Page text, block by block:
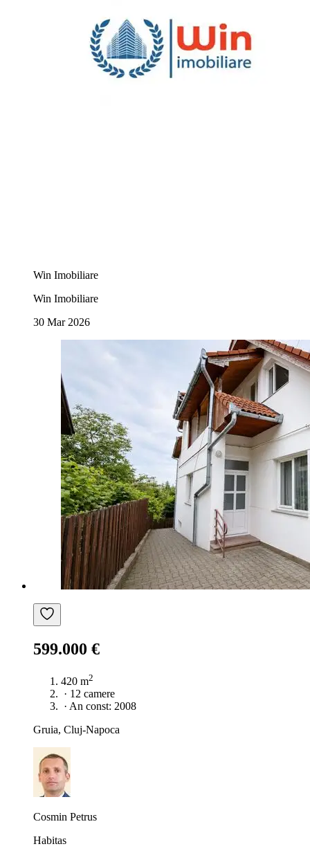
Win Imobiliare
Win Imobiliare
30 Mar 2026
599.000 €
420 m2
· 12 camere
· An const: 2008
Gruia, Cluj-Napoca
Cosmin Petrus
Habitas